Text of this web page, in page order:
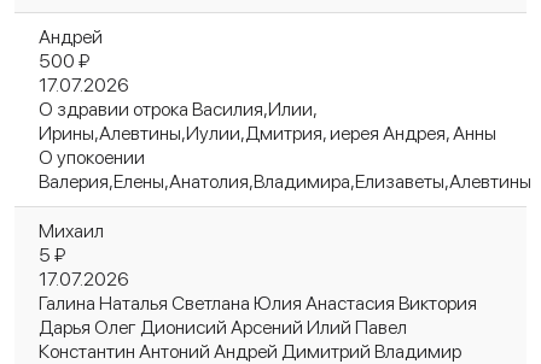
Андрей
500 ₽
17.07.2026
О здравии отрока Василия,Илии,
Ирины,Алевтины,Иулии,Дмитрия, иерея Андрея, Анны
О упокоении
Валерия,Елены,Анатолия,Владимира,Елизаветы,Алевтины
Михаил
5 ₽
17.07.2026
Галина Наталья Светлана Юлия Анастасия Виктория
Дарья Олег Дионисий Арсений Илий Павел
Константин Антоний Андрей Димитрий Владимир